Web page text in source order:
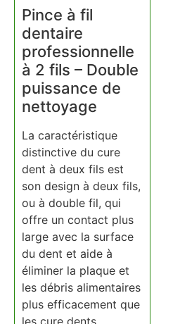
Pince à fil
dentaire
professionnelle
à 2 fils – Double
puissance de
nettoyage
La caractéristique
distinctive du cure
dent à deux fils est
son design à deux fils,
ou à double fil, qui
offre un contact plus
large avec la surface
du dent et aide à
éliminer la plaque et
les débris alimentaires
plus efficacement que